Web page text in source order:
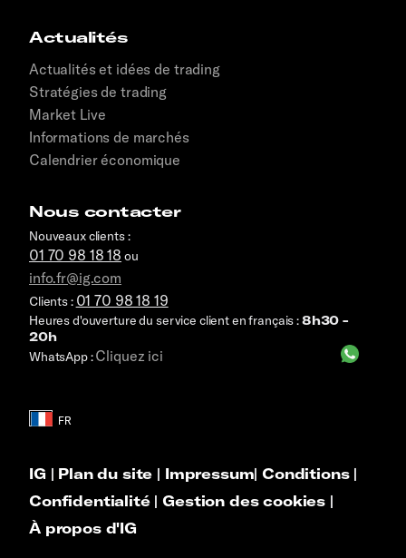
Actualités
Actualités et idées de trading
Stratégies de trading
Market Live
Informations de marchés
Calendrier économique
Nous contacter
Nouveaux clients :
01 70 98 18 18 ou
info.fr@ig.com
Clients : 01 70 98 18 19
Heures d'ouverture du service client en français :8h30 -
20h
WhatsApp :Cliquez ici
IG | Plan du site | Impressum| Conditions|
Confidentialité|Gestion des cookies |
À propos d'IG